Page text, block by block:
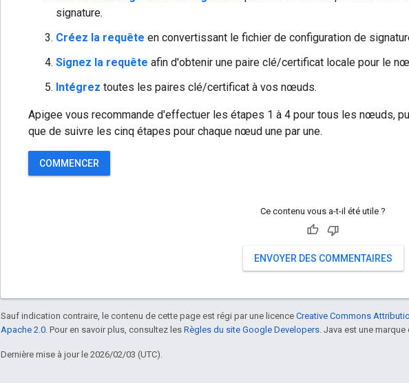
signature.
Créez la requête en convertissant le fichier de configuration de
Signez la requête afin d'obtenir une paire clé/certificat locale pour le
Intégrez toutes les paires clé/certificat à vos nœuds.
Apigee vous recommande d'effectuer les étapes 1 à 4 pour tous les nœuds,
que de suivre les cinq étapes pour chaque nœud une par une.
COMMENCER
Ce contenu vous a-t-il été utile ?
ENVOYER DES COMMENTAIRES
Sauf indication contraire, le contenu de cette page est régi par une licence Creative Commons
Apache 2.0. Pour en savoir plus, consultez les Règles du site Google Developers. Java est une
Dernière mise à jour le 2026/02/03 (UTC).